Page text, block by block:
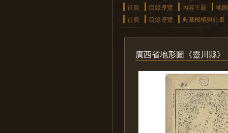
首頁 目錄導覽 內容主題
地
首頁
目錄導覽 典藏機構與計畫
廣西省地形圖《靈川縣》